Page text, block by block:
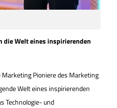
die Welt eines inspirierenden
Pioniere des Marketing
Welt eines inspirierenden
Technologie- und